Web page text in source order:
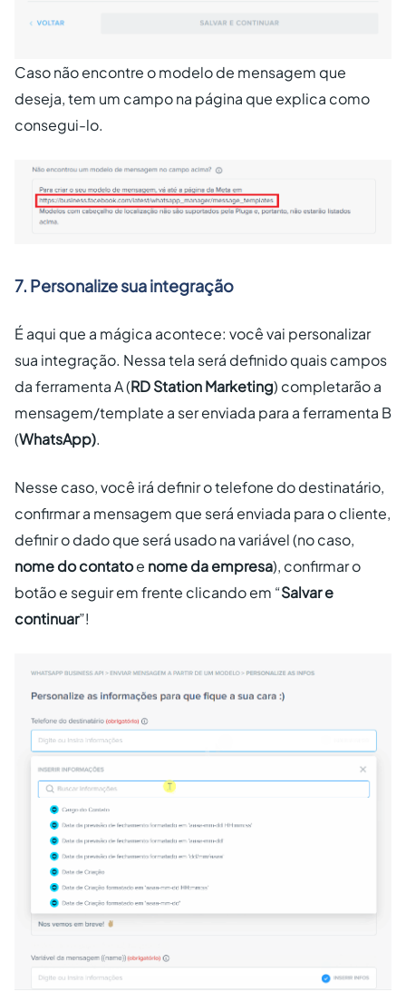
Caso não encontre o modelo de mensagem que
deseja, tem um campo na página que explica como
consegui-lo.
7. Personalize sua integração
É aqui que a mágica acontece: você vai personalizar
sua integração. Nessa tela será definido quais campos
da ferramenta A (RD Station Marketing) completarão a
mensagem/template a ser enviada para a ferramenta B
(WhatsApp).
Nesse caso, você irá definir o telefone do destinatário,
confirmar a mensagem que será enviada para o cliente,
definir o dado que será usado na variável (no caso,
nome do contatoe nome da empresa), confirmar o
botão e seguir em frente clicando em “Salvar e
continuar”!